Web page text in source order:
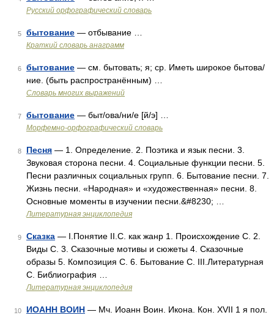
Русский орфографический словарь
5 бытование — отбывание …
Краткий словарь анаграмм
6 бытование — см. бытовать; я; ср. Иметь широкое бытова/
ние. (быть распространённым) …
Словарь многих выражений
7 бытование — быт/ова/ни/е [й/э] …
Морфемно-орфографический словарь
8 Песня — 1. Определение. 2. Поэтика и язык песни. 3.
Звуковая сторона песни. 4. Социальные функции песни. 5.
Песни различных социальных групп. 6. Бытование песни. 7.
Жизнь песни. «Народная» и «художественная» песни. 8.
Основные моменты в изучении песни.&#8230; …
Литературная энциклопедия
9 Сказка — I.Понятие II.С. как жанр 1. Происхождение С. 2.
Виды С. 3. Сказочные мотивы и сюжеты 4. Сказочные
образы 5. Композиция С. 6. Бытование С. III.Литературная
С. Библиография …
Литературная энциклопедия
10 ИОАНН ВОИН — Мч. Иоанн Воин. Икона. Кон. XVII 1 я пол.